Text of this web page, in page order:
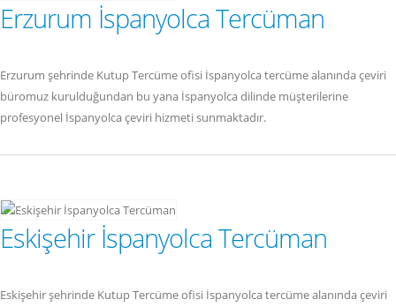
Erzurum İspanyolca Tercüman
Erzurum şehrinde Kutup Tercüme ofisi İspanyolca tercüme alanında çeviri
büromuz kurulduğundan bu yana İspanyolca dilinde müşterilerine
profesyonel İspanyolca çeviri hizmeti sunmaktadır.
Eskişehir İspanyolca Tercüman
Eskişehir şehrinde Kutup Tercüme ofisi İspanyolca tercüme alanında çeviri